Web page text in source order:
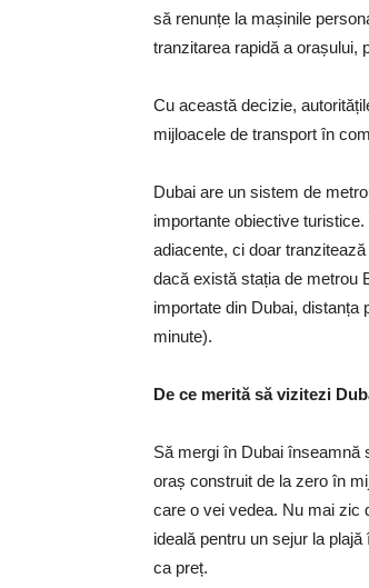
să renunțe la mașinile
tranzitarea rapidă a orașului,
Cu această decizie,
mijloacele de transport în
Dubai are un sistem de
importante obiective
adiacente, ci doar
dacă există stația de metrou
importate din Dubai, distanța
minute).
De ce merită să vizitezi
Să mergi în Dubai înseamnă
oraș construit de la zero în
care o vei vedea. Nu mai zic
ideală pentru un sejur la
ca preț.